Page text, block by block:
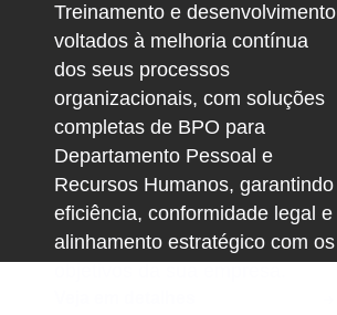
Treinamento e desenvolvimento
voltados à melhoria contínua
dos seus processos
organizacionais, com soluções
completas de BPO para
Departamento Pessoal e
Recursos Humanos, garantindo
eficiência, conformidade legal e
alinhamento estratégico com os